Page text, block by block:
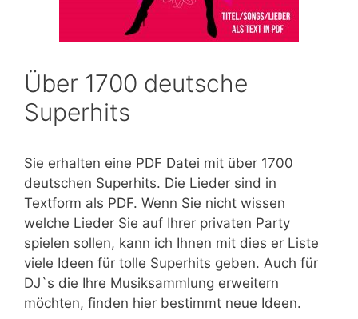
Über 1700 deutsche
Superhits
Sie erhalten eine PDF Datei mit über 1700
deutschen Superhits. Die Lieder sind in
Textform als PDF. Wenn Sie nicht wissen
welche Lieder Sie auf Ihrer privaten Party
spielen sollen, kann ich Ihnen mit dies er Liste
viele Ideen für tolle Superhits geben. Auch für
DJ`s die Ihre Musiksammlung erweitern
möchten, finden hier bestimmt neue Ideen.